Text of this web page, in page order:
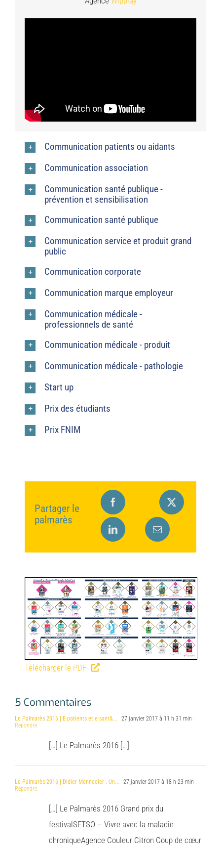
Communication patients ou aidants
Communication association
Communication santé publique -
prévention et sensibilisation
Communication santé publique
Communication service et produit grand
public
Communication corporate
Communication marque employeur
Communication médicale -
professionnels de santé
Communication médicale - produit
Communication médicale - pathologie
Start up
Prix des étudiants
Prix FNIM
Partager le
palmarès
Télécharger le PDF
5 Commentaires
Le Palmarès 2016 | E-patients et e-sant&... 27 janvier 2017 à 11 h 31 min -
Répondre
[…] Le Palmarès 2016 […]
Le Palmarès 2016 | Didier Mennecier : Un... 27 janvier 2017 à 18 h 23 min -
Répondre
[…] Le Palmarès 2016 Grand prix du
festivalSETSO – Vivre avec la maladie
chroniqueAgence Couleur Citron Coup de cœur